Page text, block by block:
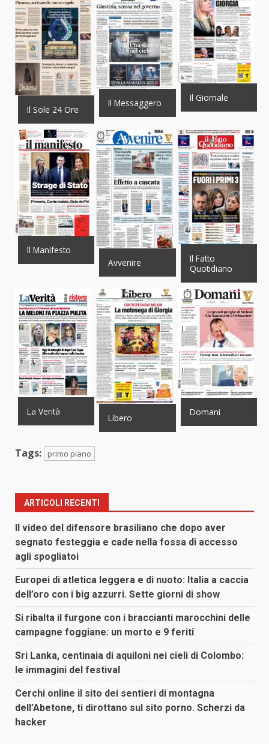
Il Sole 24 Ore
Il Messaggero
Il Giornale
Il Manifesto
Avvenire
Il Fatto
Quotidiano
La Verità
Libero
Domani
Tags: primo piano
ARTICOLI RECENTI
Il video del difensore brasiliano che dopo aver
segnato festeggia e cade nella fossa di accesso
agli spogliatoi
Europei di atletica leggera e di nuoto: Italia a caccia
dell’oro con i big azzurri. Sette giorni di show
Si ribalta il furgone con i braccianti marocchini delle
campagne foggiane: un morto e 9 feriti
Sri Lanka, centinaia di aquiloni nei cieli di Colombo:
le immagini del festival
Cerchi online il sito dei sentieri di montagna
dell’Abetone, ti dirottano sul sito porno. Scherzi da
hacker